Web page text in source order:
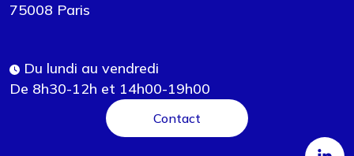
75008 Paris
Du lundi au vendredi
De 8h30-12h et 14h00-19h00
Contact